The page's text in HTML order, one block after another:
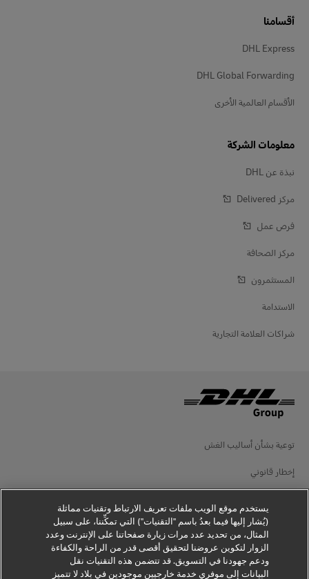
أقسامنا
DHL Express
DHL Global Forwarding
الأقسام العالمية الأخرى
معلومات الشركة
نبذة عن DHL
مركز Delivered‎
فرص عمل
مركز الصحافة
المستثمرون
الاستدامة
شراكات العلامة التجارية
توعية بشأن أساليب الغش
إخطار قانوني
إخطار الخصوصية
معلومات إضافية
يستخدم موقع الويب ملفات تعريف الارتباط وتقنيات مماثلة
(يُشار إليها فيما بعدُ باسم "التقنيات") التي تمكِّننا، على سبيل
المثال، من تحديد عدد مرات زيارة صفحاتنا على الإنترنت وعدد
الزوار لتكوين عروضنا لتحقيق أقصى قدر من الراحة والكفاءة
ودعم جهودنا في التسويق. قد تتضمن هذه التقنيات نقل
البيانات إلى موفري خدمة خارجيين موجودين في بلاد لا تتميز